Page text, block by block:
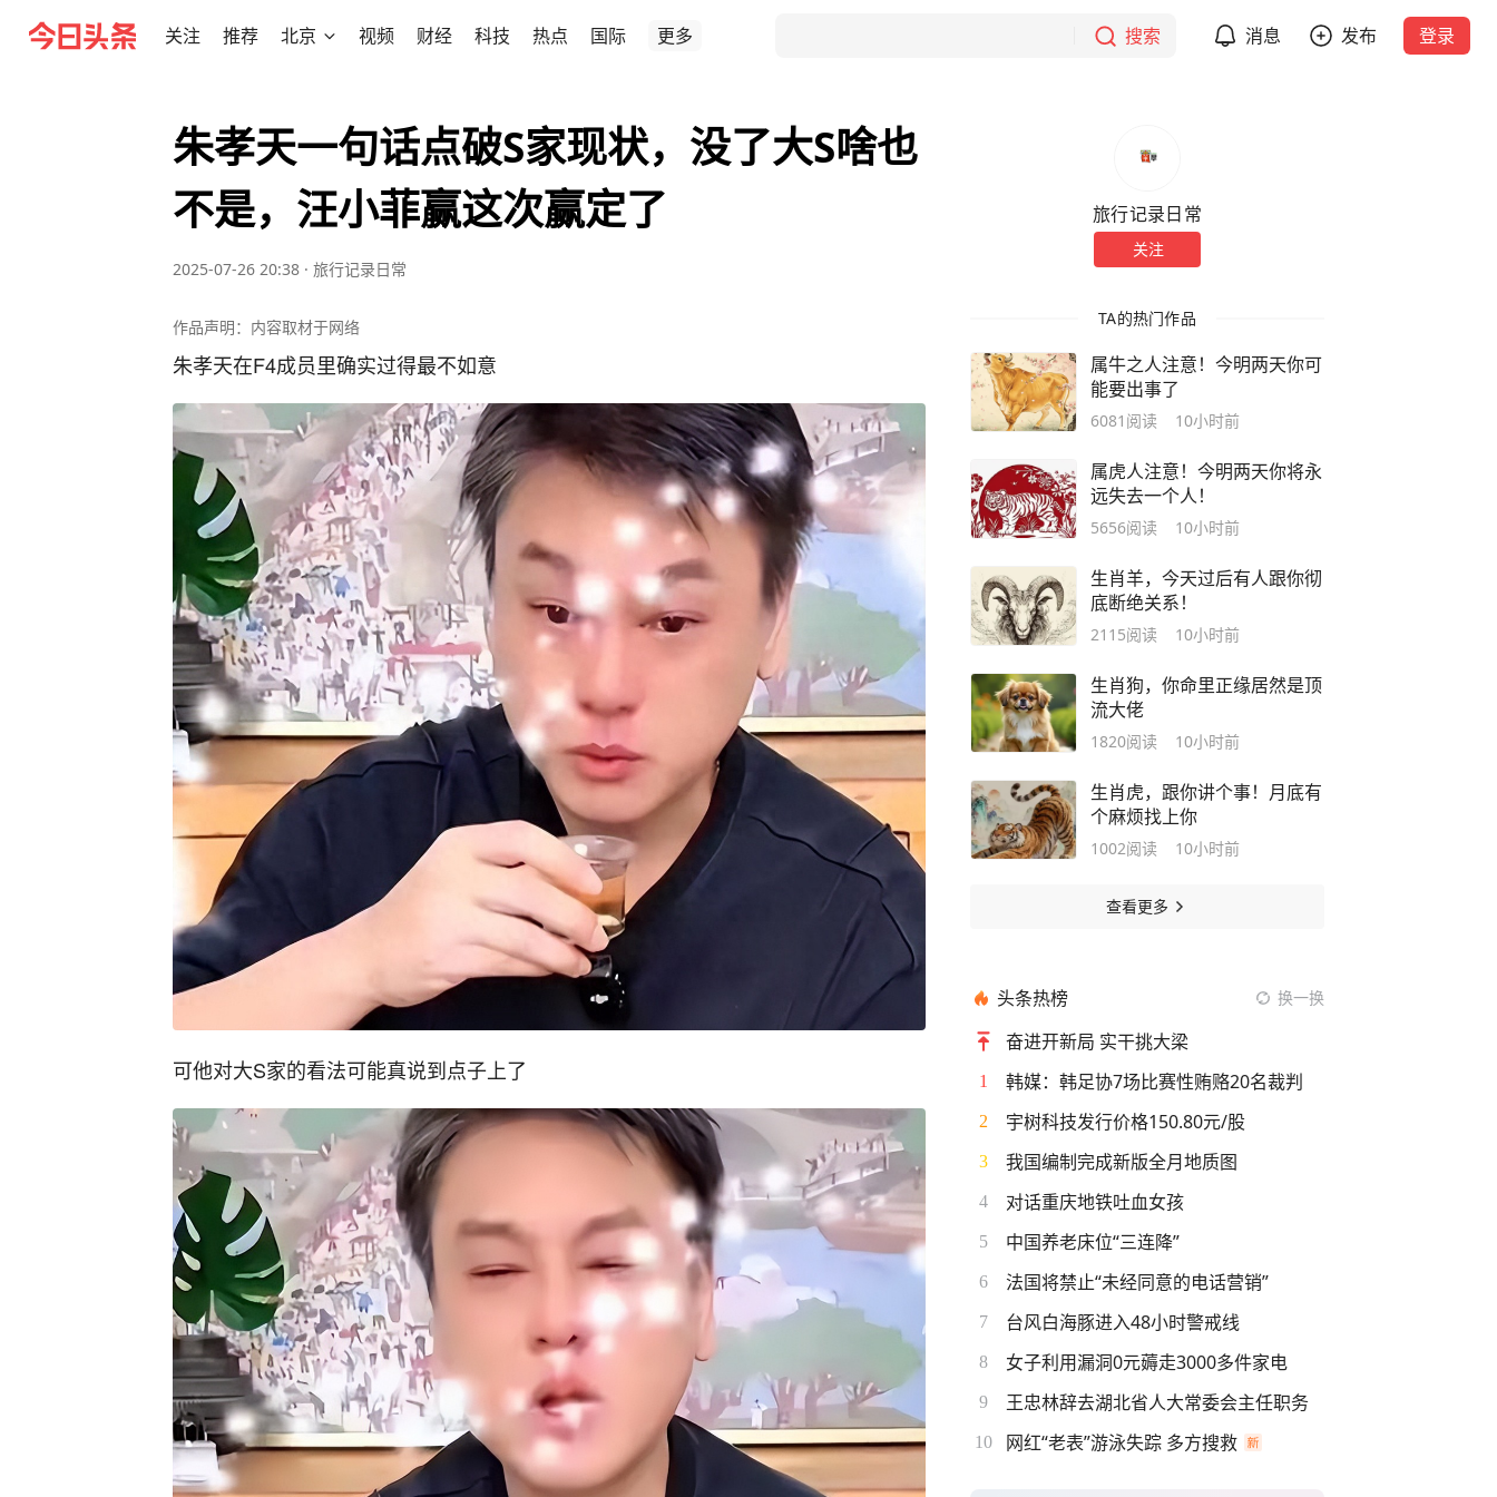
关注 推荐 北京 视频 财经 科技 热点 国际 更多 搜索 消息 发布 登录
朱孝天一句话点破S家现状，没了大S啥也
不是，汪小菲赢这次赢定了
2025-07-26 20:38 · 旅行记录日常
作品声明：内容取材于网络
朱孝天在F4成员里确实过得最不如意
可他对大S家的看法可能真说到点子上了
旅行记录日常
关注
TA的热门作品
属牛之人注意！今明两天你可
能要出事了
6081 阅读 10小时前
属虎人注意！今明两天你将永
远失去一个人！
5656阅读 10小时前
生肖羊，今天过后有人跟你彻
底断绝关系！
2115阅读 10小时前
生肖狗，你命里正缘居然是顶
流大佬
1820阅读 10小时前
生肖虎，跟你讲个事！月底有
个麻烦找上你
1002阅读 10小时前
查看更多
头条热榜 换一换
奋进开新局 实干挑大梁
1 韩媒：韩足协7场比赛性贿赂20名裁判
2 宇树科技发行价格150.80元/股
3 我国编制完成新版全月地质图
4 对话重庆地铁吐血女孩
5 中国养老床位“三连降”
6 法国将禁止“未经同意的电话营销”
7 台风白海豚进入48小时警戒线
8 女子利用漏洞0元薅走3000多件家电
9 王忠林辞去湖北省人大常委会主任职务
10 网红“老表”游泳失踪 多方搜救